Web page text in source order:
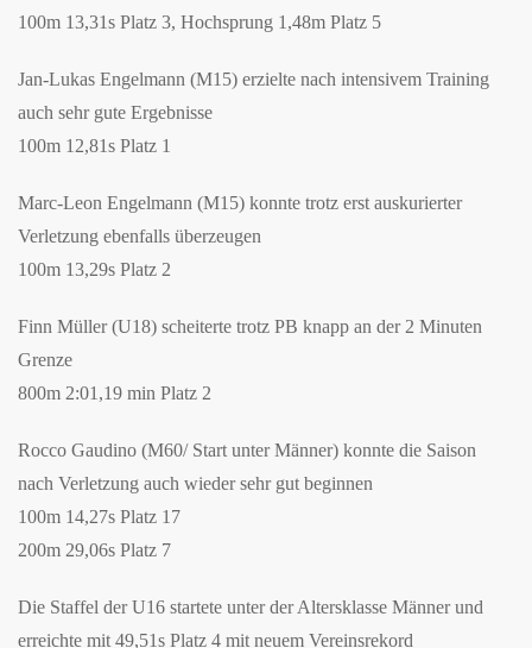
100m 13,31s Platz 3, Hochsprung 1,48m Platz 5
Jan-Lukas Engelmann (M15) erzielte nach intensivem Training
auch sehr gute Ergebnisse
100m 12,81s Platz 1
Marc-Leon Engelmann (M15) konnte trotz erst auskurierter
Verletzung ebenfalls überzeugen
100m 13,29s Platz 2
Finn Müller (U18) scheiterte trotz PB knapp an der 2 Minuten
Grenze
800m 2:01,19 min Platz 2
Rocco Gaudino (M60/ Start unter Männer) konnte die Saison
nach Verletzung auch wieder sehr gut beginnen
100m 14,27s Platz 17
200m 29,06s Platz 7
Die Staffel der U16 startete unter der Altersklasse Männer und
erreichte mit 49,51s Platz 4 mit neuem Vereinsrekord